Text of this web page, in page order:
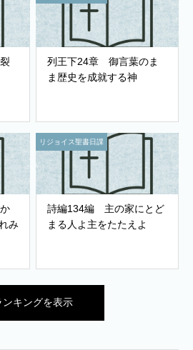
列王下24章 御言葉のま
ま歴史を成就する神
み
リジョイス聖書日課
詩編134編 主の家にとど
まる人よ主をたたえよ
ンキングを表示